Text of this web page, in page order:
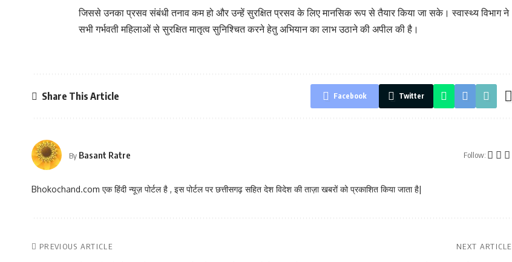
जिससे उनका प्रसव संबंधी तनाव कम हो और उन्हें सुरक्षित प्रसव के लिए मानसिक रूप से तैयार किया जा सके। स्वास्थ्य विभाग ने
सभी गर्भवती महिलाओं से सुरक्षित मातृत्व सुनिश्चित करने हेतु अभियान का लाभ उठाने की अपील की है।
Share This Article Facebook Twitter
By Basant Ratre Follow:
Bhokochand.com एक हिंदी न्यूज़ पोर्टल है , इस पोर्टल पर छत्तीसगढ़ सहित देश विदेश की ताज़ा खबरों को प्रकाशित किया जाता है|
PREVIOUS ARTICLE NEXT ARTICLE